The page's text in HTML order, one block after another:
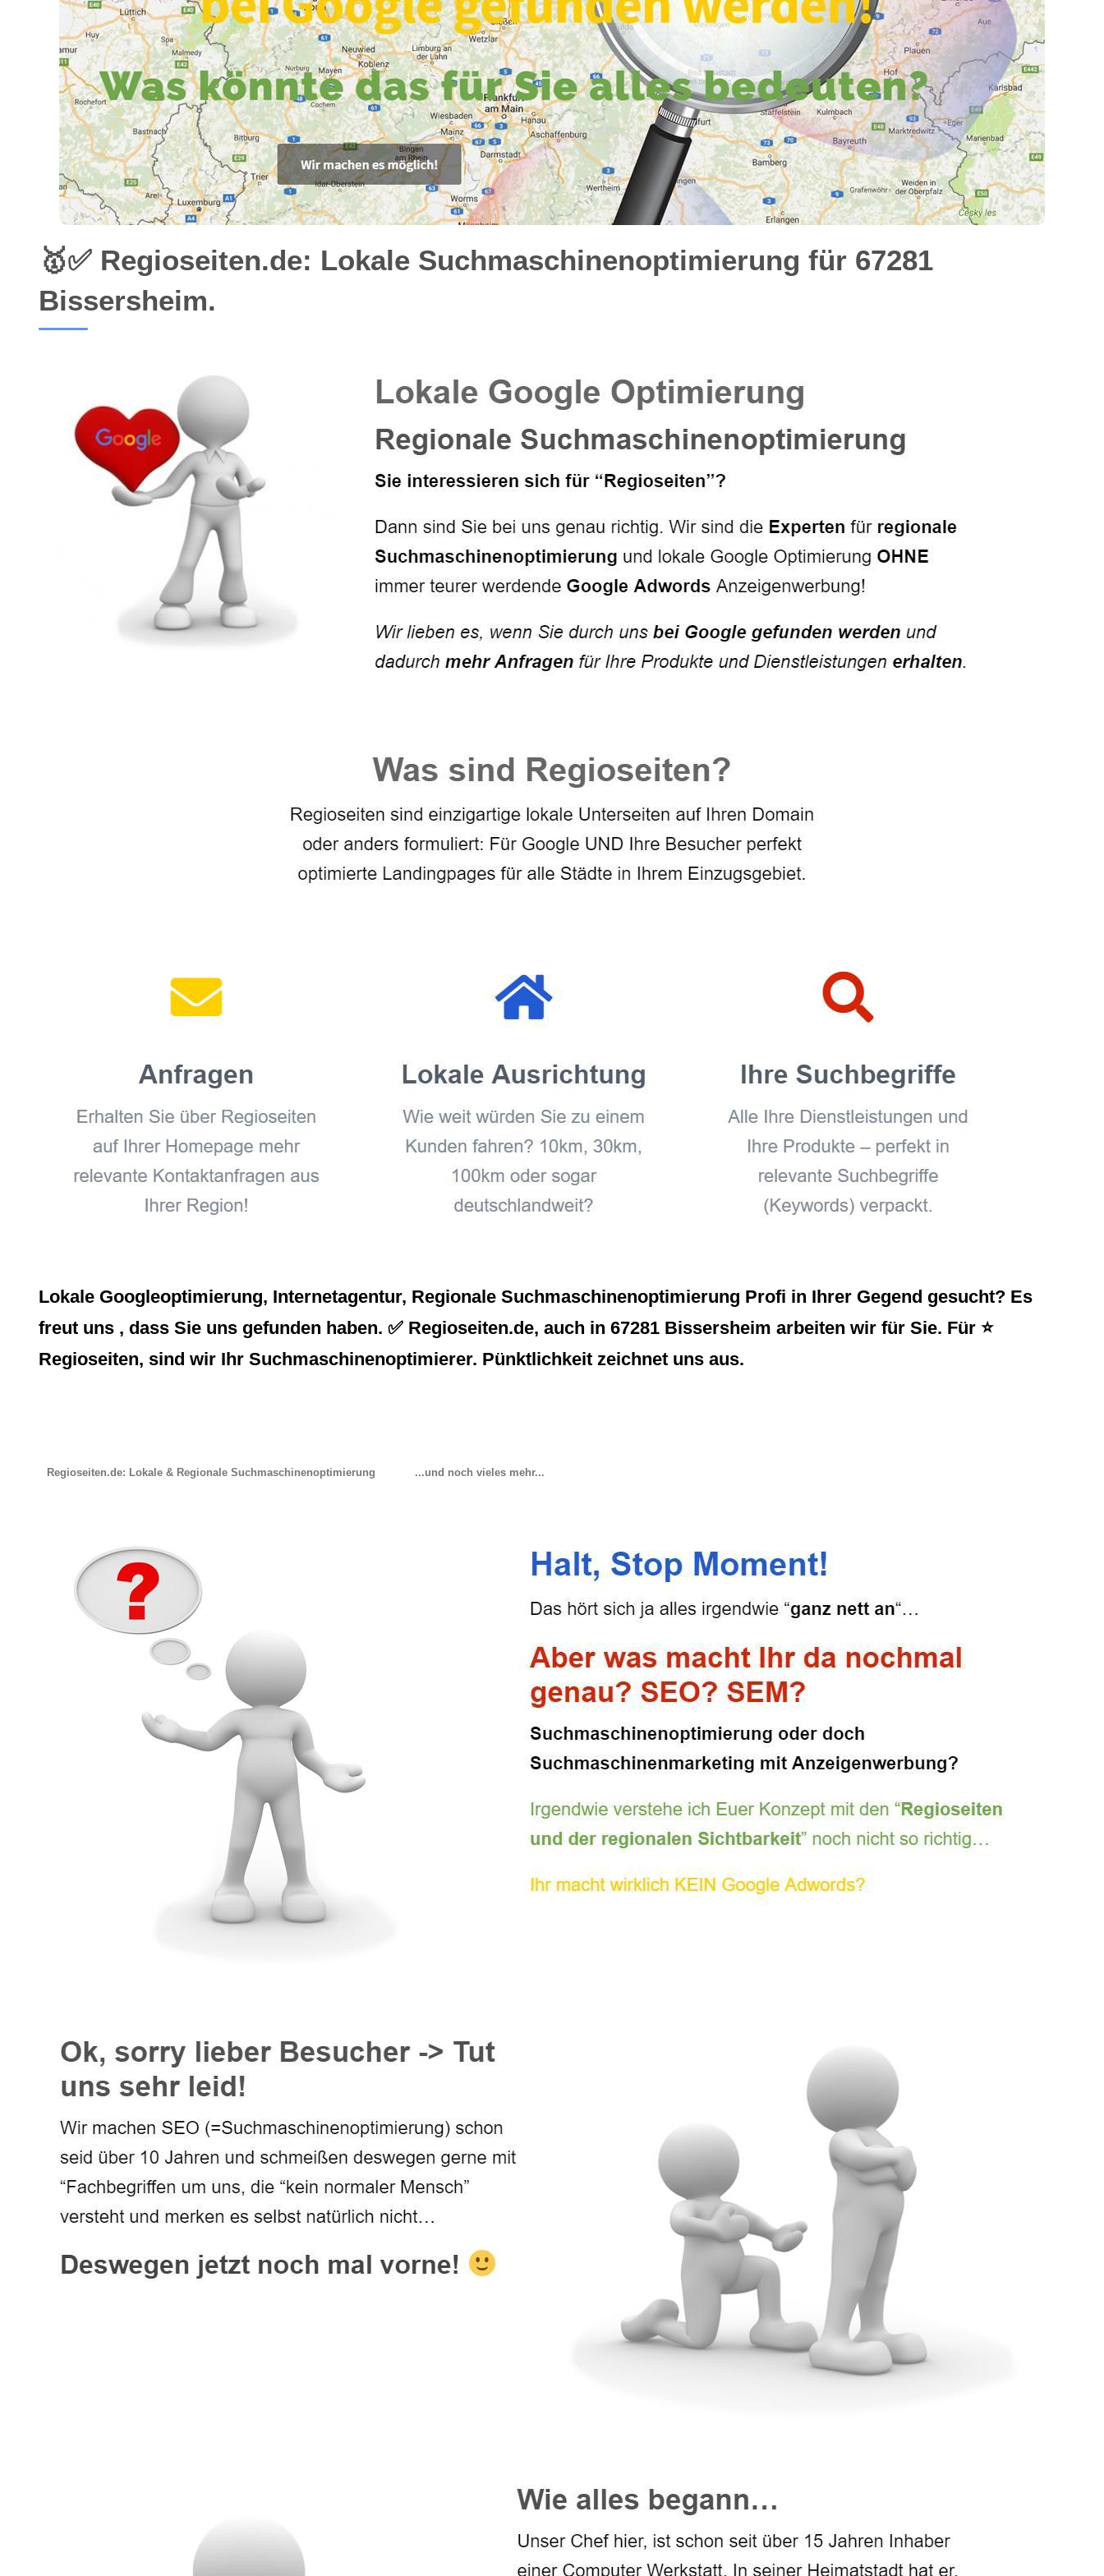
🥇✅ Regioseiten.de: Lokale Suchmaschinenoptimierung für 67281
Bissersheim.
Lokale Googleoptimierung, Internetagentur, Regionale Suchmaschinenoptimierung Profi in Ihrer Gegend gesucht? Es
freut uns , dass Sie uns gefunden haben. ✅ Regioseiten.de, auch in 67281 Bissersheim arbeiten wir für Sie. Für ⭐
Regioseiten, sind wir Ihr Suchmaschinenoptimierer. Pünktlichkeit zeichnet uns aus.
Regioseiten.de: Lokale & Regionale Suchmaschinenoptimierung ...und noch vieles mehr...